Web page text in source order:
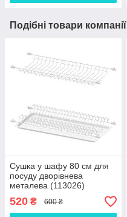
Подібні товари компанії
Сушка у шафу 80 см для
посуду дворівнева
металева (113026)
520 ₴ 600 ₴